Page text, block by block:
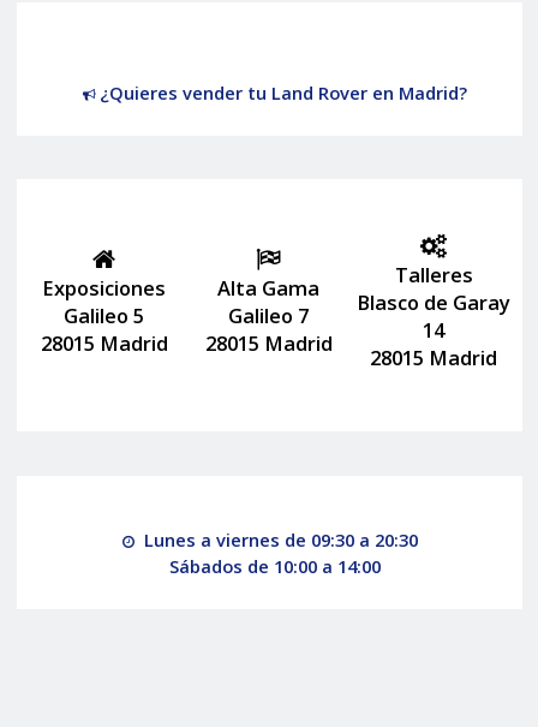
¿Quieres vender tu Land Rover en Madrid?
Exposiciones
Galileo 5
28015 Madrid
Alta Gama
Galileo 7
28015 Madrid
Talleres
Blasco de Garay
14
28015 Madrid
Lunes a viernes de 09:30 a 20:30
Sábados de 10:00 a 14:00